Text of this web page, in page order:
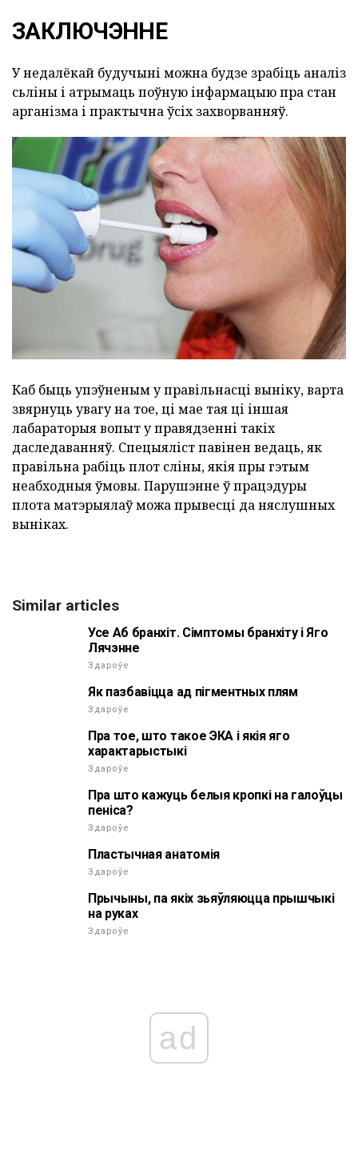
ЗАКЛЮЧЭННЕ
У недалёкай будучыні можна будзе зрабіць аналіз
сьліны і атрымаць поўную інфармацыю пра стан
арганізма і практычна ўсіх захворванняў.
Каб быць упэўненым у правільнасці выніку, варта
звярнуць увагу на тое, ці мае тая ці іншая
лабараторыя вопыт у правядзенні такіх
даследаванняў. Спецыяліст павінен ведаць, як
правільна рабіць плот сліны, якія пры гэтым
неабходныя ўмовы. Парушэнне ў працэдуры
плота матэрыялаў можа прывесці да няслушных
выніках.
Similar articles
Усе Аб бранхіт. Сімптомы бранхіту і Яго
Лячэнне
Здароўе
Як пазбавіцца ад пігментных плям
Здароўе
Пра тое, што такое ЭКА і якія яго
характарыстыкі
Здароўе
Пра што кажуць белыя кропкі на галоўцы
пеніса?
Здароўе
Пластычная анатомія
Здароўе
Прычыны, па якіх зьяўляюцца прышчыкі
на руках
Здароўе
ad